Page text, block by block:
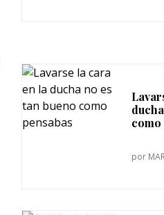
como
por